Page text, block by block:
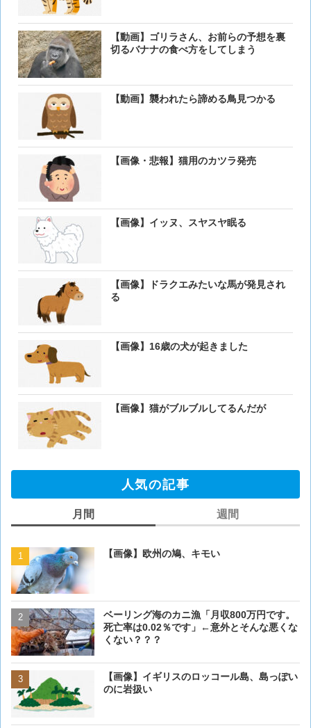
【動画】ゴリラさん、お前らの予想を裏
切るバナナの食べ方をしてしまう
【動画】襲われたら諦める鳥見つかる
【画像・悲報】猫用のカツラ発売
【画像】イッヌ、スヤスヤ眠る
【画像】ドラクエみたいな馬が発見され
る
【画像】16歳の犬が起きました
【画像】猫がブルブルしてるんだが
人気の記事
月間
【画像】欧州の鳩、キモい
ベーリング海のカニ漁「月収800万円です。
死亡率は0.02％です」←意外とそんな悪くな
くない？？？
【画像】イギリスのロッコール島、島っぽい
のに岩扱い
週間
【閲覧注意・画像】毛を剃
【画像】欧州の鳩、キモい
犬って普段何考えてるの？